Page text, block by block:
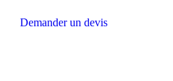
Demander un devis